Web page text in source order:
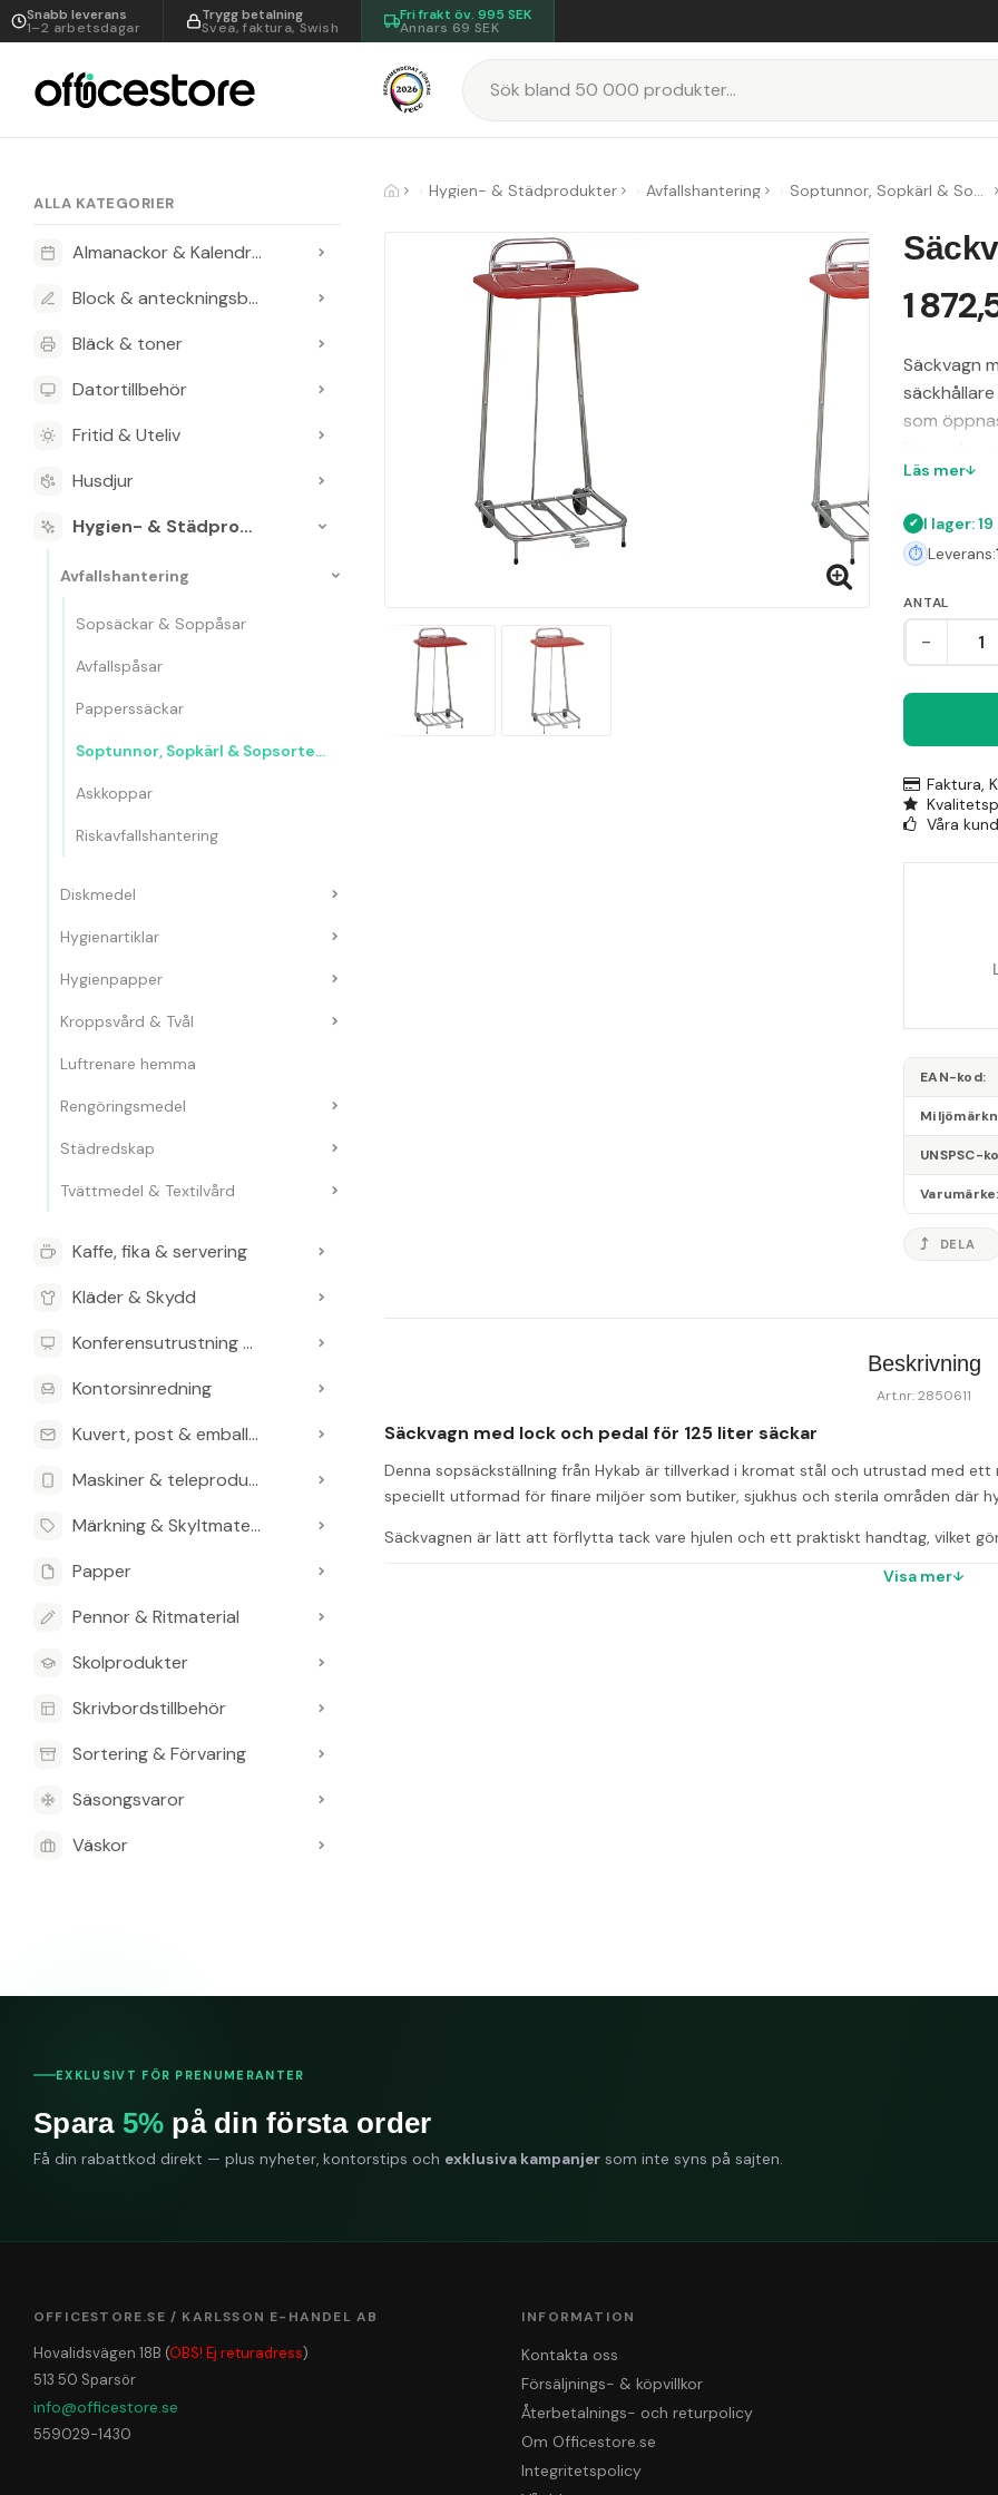
Snabb leverans
1–2 arbetsdagar
Trygg betalning
Svea, faktura, Swish
Fri frakt öv. 995 SEK
Annars 69 SEK
ALLA KATEGORIER
Almanackor & Kalendrar
Block & anteckningsböcker
Bläck & toner
Datortillbehör
Fritid & Uteliv
Husdjur
Hygien- & Städprodukter
Avfallshantering
Sopsäckar & Soppåsar
Avfallspåsar
Papperssäckar
Soptunnor, Sopkärl & Sopsorteringskärl
Askkoppar
Riskavfallshantering
Diskmedel
Hygienartiklar
Hygienpapper
Kroppsvård & Tvål
Luftrenare hemma
Rengöringsmedel
Städredskap
Tvättmedel & Textilvård
Kaffe, fika & servering
Kläder & Skydd
Konferensutrustning & Presentationsutrustning
Kontorsinredning
Kuvert, post & emballage
Maskiner & teleprodukter
Märkning & Skyltmaterial
Papper
Pennor & Ritmaterial
Skolprodukter
Skrivbordstillbehör
Sortering & Förvaring
Säsongsvaror
Väskor
Hygien- & Städprodukter Avfallshantering Soptunnor, Sopkärl & Sopsorteringskärl
1
Säckvagn
som
områden.
designad
använda
Läs mer
I lager: 19
Leverans:
ANTAL
-
Faktura,
Våra
EAN-kod
UNSPSC-
Varumärke
DELA
Beskrivning
Art.nr: 2850611
Säckvagn med lock och pedal för 125 liter säckar
Denna sopsäckställning från Hykab är tillverkad i kromat stål och utrustad med
speciellt utformad för finare miljöer som butiker, sjukhus och sterila områden där
Säckvagnen är lätt att förflytta tack vare hjulen och ett praktiskt handtag, vilket
Hur öppnas locket på säckvagnen?
Visa mer
OFFICESTORE.SE / KARLSSON E-HANDEL AB
Hovalidsvägen 18B (OBS! Ej returadress)
513 50 Sparsör
info@officestore.se
559029-1430
INFORMATION
Kontakta oss
Försäljnings- & köpvillkor
Återbetalnings- och returpolicy
Om Officestore.se
Integritetspolicy
EXKLUSIVT FÖR PRENUMERANTER
Spara 5% på din första order
Få din rabattkod direkt — plus nyheter, kontorstips och exklusiva kampanjer som inte syns på sajten.